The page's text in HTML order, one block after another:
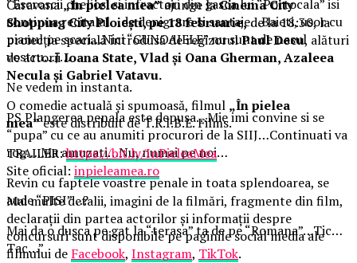
“Escroscii cheliosi si infractori din gasca lui “Portocala” isi
continua recitalul…de denigrare si santaje…Baieti, usor cu
pianul pe scari…Nici “GUNOAIELE” nu sunt de nasul
vostru…J…
Ne vedem in instanta.
PS Plangerea penala este depusa…Mie imi convine si se
“pupa” cu ce au anumiti procurori de la SIIJ…Continuati va
rog….Ma amuzati…Nu, numai pe noi…
Revin cu faptele voastre penale in toata splendoarea, se
aude “PISI”…?
Mai da o dusca pe gat la “terasa” ta de pe “Romana”…Tic…
Tac…”
Caravana„În pielea mea”ajunge laCinema City
Shopping City Ploiești, pe 18 februarie,de la 18:30, la
proiecția specială introdusă de regizorulPaul Decu, alături
de actoriiIoana State, Vlad și Oana Gherman, Azaleea
Necula și Gabriel Vatavu.
O comedie actuală și spumoasă, filmul „În pielea
mea”este distribuit de T.R.I.B.E. Films.
TRAILER:https://bit.ly/InPieleaMea
Site oficial: inpieleamea.ro
Mai multe detalii, imagini de la filmări, fragmente din film,
declarații din partea actorilor și informații despre
concursuri sunt disponibile pe paginile social media ale
filmului de Facebook, Instagram, TikTok.